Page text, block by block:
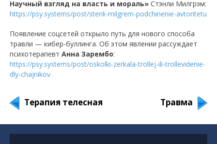
Научный взгляд на власть и мораль» Стэнли Милгрэм:
https://psy.systems/post/stenli-milgrem-podchinenie-avtoritetu
Появление соцсетей открыло путь для нового способа
травли — кибер-буллинга. Об этом явлении рассуждает
психотерапевт Анна Зарембо:
https://psy.systems/post/oskolki-zerkala-trollej-ili-trollevidenie-
dly-chajnikov
Терапия телесная Травма